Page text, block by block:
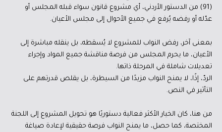
(91) من الدستور الأردني، أي مشروع قانون سواء قبله المجلس أو
عدّله أو رفضه يُرفع في جميع الأحوال إلى مجلس الأعيان.
بمعنى آخر، رفض النواب للمشروع لا يُسقطه، بل ينقله مباشرة إلى
الأعيان، ما يحرم المجلس من فرصة مناقشة جميع المواد وإجراء
تعديلات شاملة في المرحلة ذاتها.
الردّ، إذًا، لا يمنح النواب مزيدًا من السيطرة، بل يقلص قدرتهم على
التأثير في النص.
من هنا، كان الخيار الأكثر فعالية دستوريًا هو تحويل المشروع إلى اللجنة
المختصة، كما حصل، ما يمنح النواب فرصة حقيقية لإعادة صياغة